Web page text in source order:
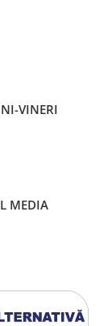
VINERI
MEDIA